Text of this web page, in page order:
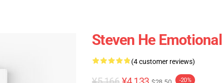
Steven He
(4 customer reviews)
-20%